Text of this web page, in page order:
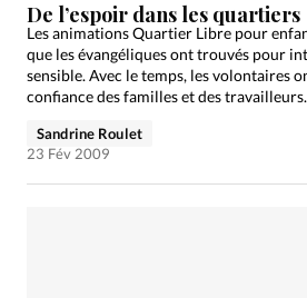
De l’espoir dans les quartiers
Les animations Quartier Libre pour
que les évangéliques ont trouvés pour
sensible. Avec le temps, les volontaires
confiance des familles et des
Sandrine Roulet
23 Fév 2009